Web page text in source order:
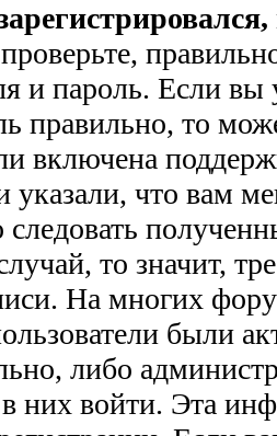
и пароль. Если вы
правильно, то
включена
указали, что вам
следовать
то значит,
На многих
были
либо
них войти. Эта